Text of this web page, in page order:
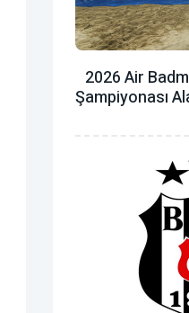
2026 Air
Şampiyonası